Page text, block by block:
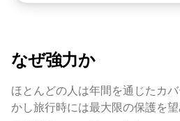
なぜ強力か
ほとんどの人は年間を通じたカ
かし旅行時には最大限の保護を望